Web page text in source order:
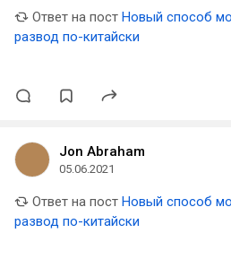
Ответ на пост Новый способ
развод по-китайски
Jon Abraham
05.06.2021
Ответ на пост Новый способ
развод по-китайски